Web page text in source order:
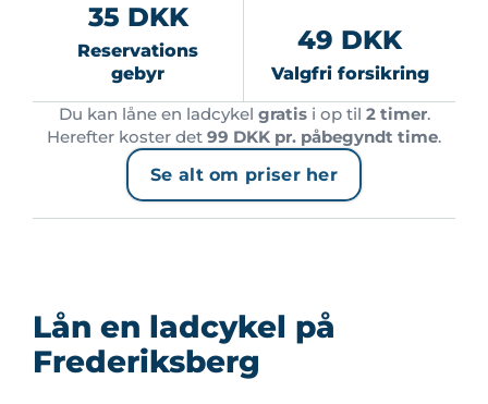
35 DKK
Reservations
gebyr
49 DKK
Valgfri forsikring
Du kan låne en ladcykel gratisi op til 2 timer.
Herefter koster det 99 DKK pr. påbegyndt time.
Se alt om priser her
Lån en ladcykel på
Frederiksberg